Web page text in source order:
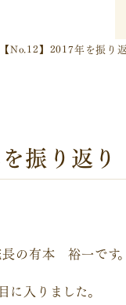
【No.12】2017年を振り
振り返り
の有本 裕一です。
入りました。